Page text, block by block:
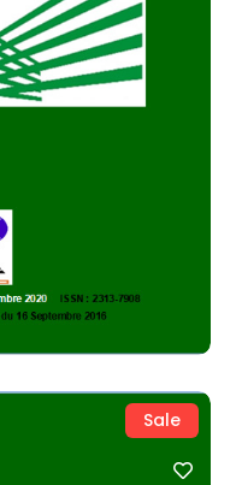
Sale